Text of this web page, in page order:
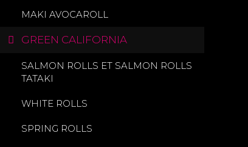
MAKI AVOCAROLL
GREEN CALIFORNIA
SALMON ROLLS ET SALMON ROLLS
TATAKI
WHITE ROLLS
SPRING ROLLS